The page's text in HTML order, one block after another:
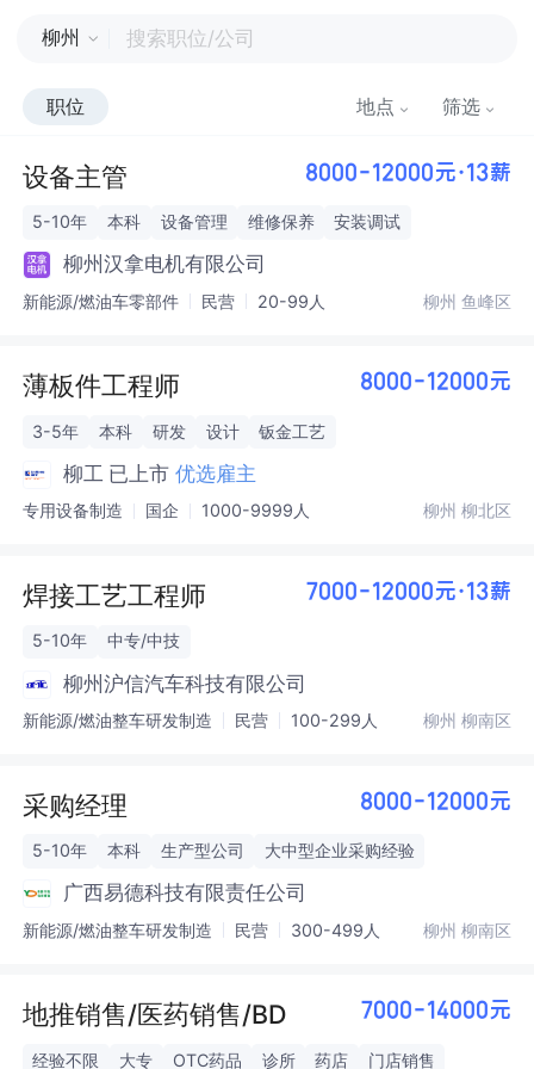
柳州
职位 地点 筛选
设备主管 8000-12000元·13薪
5-10年 本科 设备管理 维修保养 安装调试
柳州汉拿电机有限公司
新能源/燃油车零部件 民营 20-99人 柳州 鱼峰区
薄板件工程师 8000-12000元
3-5年 本科 研发 设计 钣金工艺
柳工 已上市 优选雇主
专用设备制造 国企 1000-9999人 柳州 柳北区
焊接工艺工程师 7000-12000元·13薪
5-10年 中专/中技
柳州沪信汽车科技有限公司
新能源/燃油整车研发制造 民营 100-299人 柳州 柳南区
采购经理 8000-12000元
5-10年 本科 生产型公司 大中型企业采购经验
广西易德科技有限责任公司
新能源/燃油整车研发制造 民营 300-499人 柳州 柳南区
地推销售/医药销售/BD 7000-14000元
经验不限 大专 OTC药品 诊所 药店 门店销售